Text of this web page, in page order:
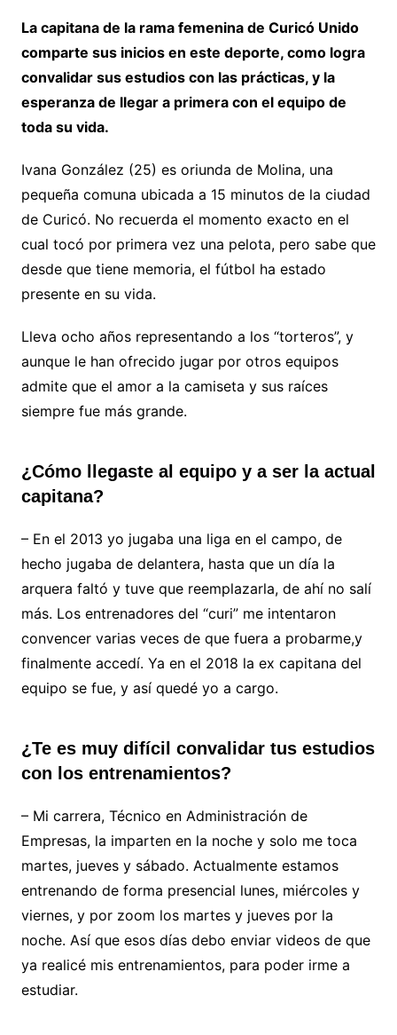
La capitana de la rama femenina de Curicó Unido
comparte sus inicios en este deporte, como logra
convalidar sus estudios con las prácticas, y la
esperanza de llegar a primera con el equipo de
toda su vida.
Ivana González (25) es oriunda de Molina, una
pequeña comuna ubicada a 15 minutos de la ciudad
de Curicó. No recuerda el momento exacto en el
cual tocó por primera vez una pelota, pero sabe que
desde que tiene memoria, el fútbol ha estado
presente en su vida.
Lleva ocho años representando a los “torteros”, y
aunque le han ofrecido jugar por otros equipos
admite que el amor a la camiseta y sus raíces
siempre fue más grande.
¿Cómo llegaste al equipo y a ser la actual
capitana?
– En el 2013 yo jugaba una liga en el campo, de
hecho jugaba de delantera, hasta que un día la
arquera faltó y tuve que reemplazarla, de ahí no salí
más. Los entrenadores del “curi” me intentaron
convencer varias veces de que fuera a probarme,y
finalmente accedí. Ya en el 2018 la ex capitana del
equipo se fue, y así quedé yo a cargo.
¿Te es muy difícil convalidar tus estudios
con los entrenamientos?
– Mi carrera, Técnico en Administración de
Empresas, la imparten en la noche y solo me toca
martes, jueves y sábado. Actualmente estamos
entrenando de forma presencial lunes, miércoles y
viernes, y por zoom los martes y jueves por la
noche. Así que esos días debo enviar videos de que
ya realicé mis entrenamientos, para poder irme a
estudiar.